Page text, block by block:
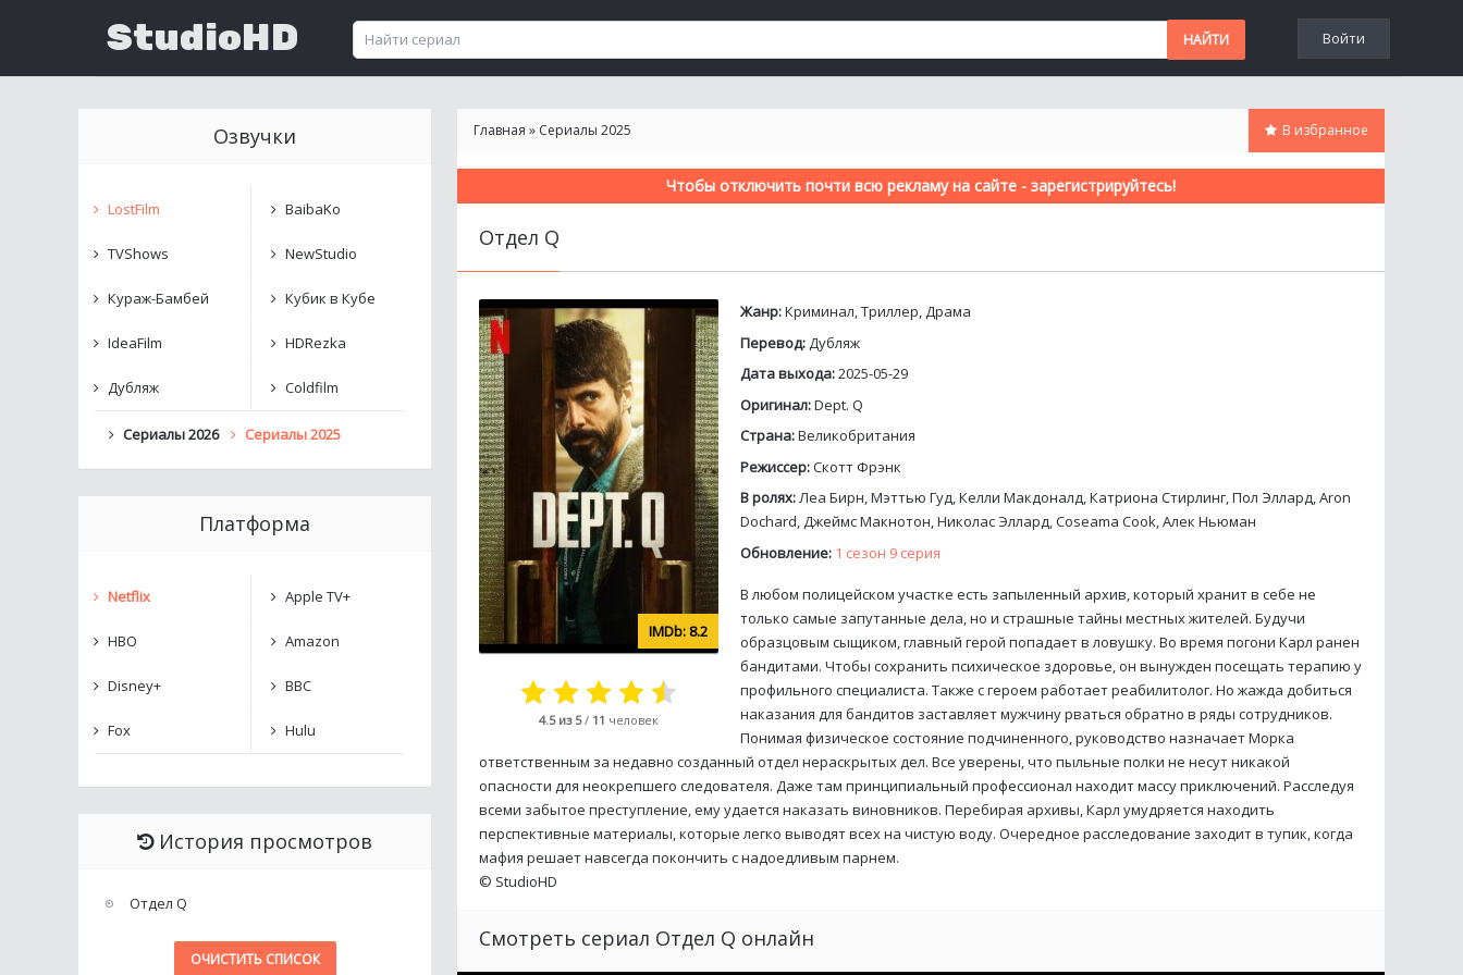
StudioHD Войти
Главная » Сериалы 2025 В избранное
Чтобы отключить почти всю рекламу на сайте - зарегистрируйтесь!
Отдел Q
8.2
4.5из 5/ 11 человек
Жанр:Криминал, Триллер, Драма
Перевод: Дубляж
Дата выхода:2025-05-29
Оригинал:Dept. Q
Страна:Великобритания
Режиссер:Скотт Фрэнк
В ролях:Леа Бирн, Мэттью Гуд, Келли Макдоналд, Катриона Стирлинг, Пол Эллард, Aron
Dochard, Джеймс Макнотон, Николас Эллард, Coseama Cook, Алек Ньюман
Обновление: 1 сезон 9 серия
В любом полицейском участке есть запыленный архив, который хранит в себе не
только самые запутанные дела, но и страшные тайны местных жителей. Будучи
образцовым сыщиком, главный герой попадает в ловушку. Во время погони Карл ранен
бандитами. Чтобы сохранить психическое здоровье, он вынужден посещать терапию у
профильного специалиста. Также с героем работает реабилитолог. Но жажда добиться
наказания для бандитов заставляет мужчину рваться обратно в ряды сотрудников.
Понимая физическое состояние подчиненного, руководство назначает Морка
ответственным за недавно созданный отдел нераскрытых дел. Все уверены, что пыльные полки не несут никакой
опасности для неокрепшего следователя. Даже там принципиальный профессионал находит массу приключений. Расследуя
всеми забытое преступление, ему удается наказать виновников. Перебирая архивы, Карл умудряется находить
перспективные материалы, которые легко выводят всех на чистую воду. Очередное расследование заходит в тупик, когда
мафия решает навсегда покончить с надоедливым парнем.
© StudioHD
Смотреть сериал Отдел Q онлайн
Озвучки
LostFilm BaibaKo
TVShows NewStudio
Кураж-Бамбей Кубик в Кубе
IdeaFilm HDRezka
Дубляж Coldfilm
Сериалы 2026 Сериалы 2025
Платформа
Netflix Apple TV+
HBO Amazon
Disney+ BBC
Fox Hulu
История просмотров
Отдел Q
ОЧИСТИТЬ СПИСОК